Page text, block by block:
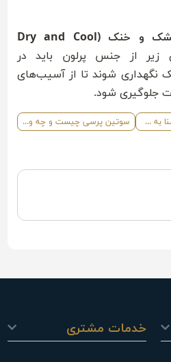
نگهداری در محل خشک و خنک (Dry and Cool
زیر از جنس پرلون باید در
شوند تا از آسیب‌های
جلوگیری شود.
ورزش ایده‌آل بانوان؛ چگونه شنا به سلامت و زیبایی کمک می‌کند؟ سوتین پرسی چیست و چه ویژگی و مزایایی دارد؟
خدمات مشتری